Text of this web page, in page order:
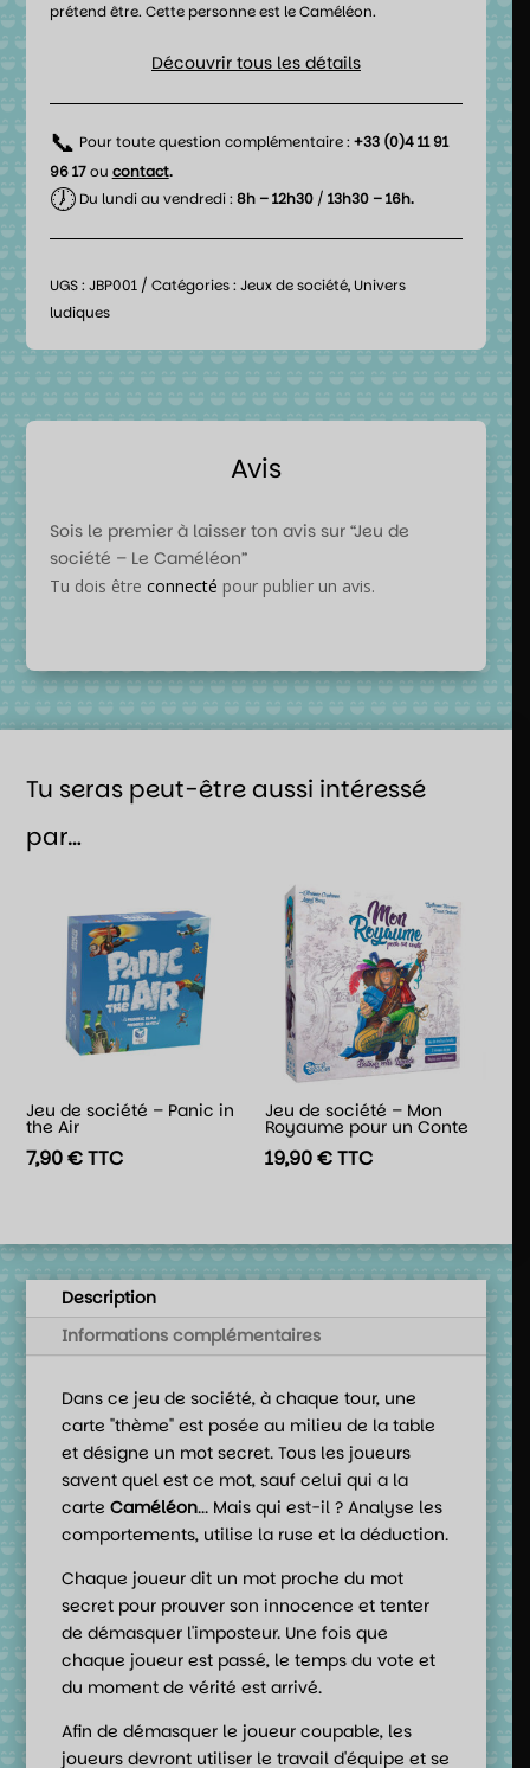
prétend être. Cette personne est le Caméléon.
Découvrir tous les détails
📞 Pour toute question complémentaire : +33 (0)4 11 91
96 17ou contact.
🕖Du lundi au vendredi : 8h – 12h30/ 13h30 – 16h.
UGS : JBP001 Catégories : Jeux de société, Univers
ludiques
Avis
Sois le premier à laisser ton avis sur “Jeu de
société – Le Caméléon”
Tu dois être connecté pour publier un avis.
Tu seras peut-être aussi intéressé
par…
Jeu de société – Panic in
the Air
7,90€TTC
Jeu de société – Mon
Royaume pour un Conte
19,90€TTC
Description
Informations complémentaires
Dans ce jeu de société, à chaque tour, une
carte "thème" est posée au milieu de la table
et désigne un mot secret. Tous les joueurs
savent quel est ce mot, sauf celui qui a la
carte Caméléon... Mais qui est-il ? Analyse les
comportements, utilise la ruse et la déduction.
Chaque joueur dit un mot proche du mot
secret pour prouver son innocence et tenter
de démasquer l'imposteur. Une fois que
chaque joueur est passé, le temps du vote et
du moment de vérité est arrivé.
Afin de démasquer le joueur coupable, les
joueurs devront utiliser le travail d'équipe et se